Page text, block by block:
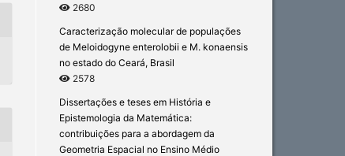
2680
Caracterização molecular de populações
de Meloidogyne enterolobii e M. konaensis
no estado do Ceará, Brasil
2578
Dissertações e teses em História e
Epistemologia da Matemática:
contribuições para a abordagem da
Geometria Espacial no Ensino Médio